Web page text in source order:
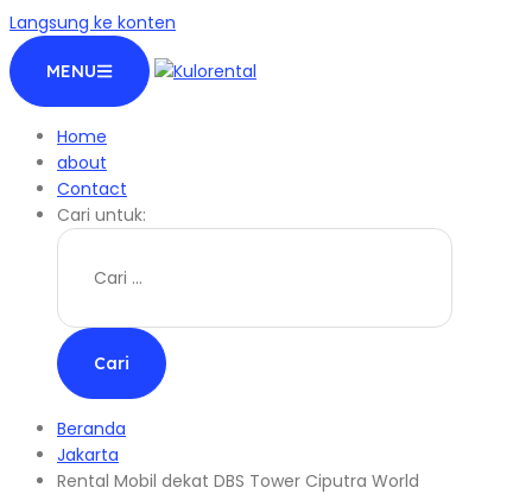
Langsung ke konten
MENU
Home
about
Contact
Cari untuk:
Beranda
Jakarta
Rental Mobil dekat DBS Tower Ciputra World